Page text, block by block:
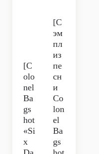
[C
olo
nel
Ba
gs
hot
«Si
x
[С
эм
пл
из
пе
сн
и
Co
lon
el
Ba
gs